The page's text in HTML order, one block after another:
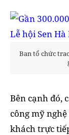
Ban tổ chức
Bên cạnh đó,
công mỹ
khách trực